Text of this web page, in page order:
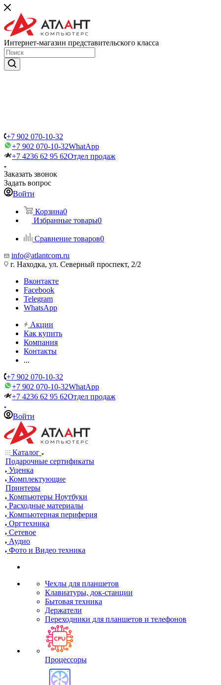
Интернет-магазин представительского класса
+7 902 070-10-32
+7 902 070-10-32WhatApp
+7 4236 62 95 62Отдел продаж
Заказать звонок
Задать вопрос
Войти
Корзина0
Избранные товары0
Сравнение товаров0
info@atlantcom.ru
г. Находка, ул. Северный проспект, 2/2
Вконтакте
Facebook
Telegram
WhatsApp
Акции
Как купить
Компания
Контакты
...
+7 902 070-10-32
+7 902 070-10-32WhatApp
+7 4236 62 95 62Отдел продаж
Войти
Каталог
Подарочные сертификаты
Уценка
Комплектующие
Принтеры
Компьютеры Ноутбуки
Расходные материалы
Компьютерная периферия
Оргтехника
Сетевое
Аудио
Фото и Видео техника
Чехлы для планшетов
Клавиатуры, док-станции
Бытовая техника
Держатели
Переходники для планшетов и телефонов
Процессоры